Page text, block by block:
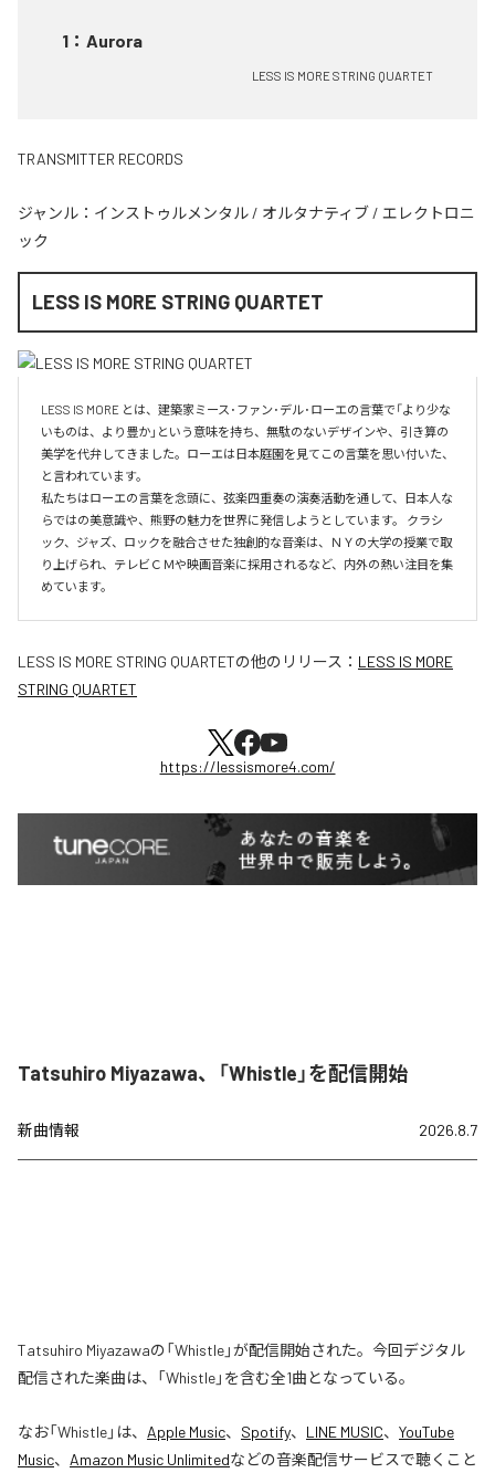
1 ： Aurora
LESS IS MORE STRING QUARTET
TRANSMITTER RECORDS
ジャンル： インストゥルメンタル / オルタナティブ / エレクトロニ
ック
LESS IS MORE STRING QUARTET
LESS IS MORE とは、建築家ミース･ファン･デル･ローエの言葉で「より少な
いものは、より豊か」という意味を持ち、無駄のないデザインや、引き算の
美学を代弁してきました。ローエは日本庭園を見てこの言葉を思い付いた、
と言われています。
私たちはローエの言葉を念頭に、弦楽四重奏の演奏活動を通して、日本人な
らではの美意識や、熊野の魅力を世界に発信しようとしています。 クラシ
ック、ジャズ、ロックを融合させた独創的な音楽は、ＮＹの大学の授業で取
り上げられ、テレビＣＭや映画音楽に採用されるなど、内外の熱い注目を集
めています。
LESS IS MORE STRING QUARTETの他のリリース： LESS IS MORE
STRING QUARTET
https://lessismore4.com/
Tatsuhiro Miyazawa、「Whistle」を配信開始
新曲情報 2026.8.7
Tatsuhiro Miyazawaの「Whistle」が配信開始された。今回デジタル
配信された楽曲は、「Whistle」を含む全1曲となっている。
なお「Whistle」は、 Apple Music、 Spotify、 LINE MUSIC、 YouTube
Music、 Amazon Music Unlimitedなどの音楽配信サービスで聴くこと